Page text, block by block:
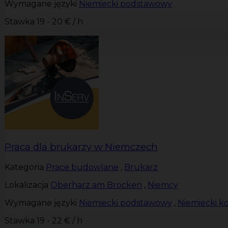
Wymagane języki Niemiecki podstawowy
Stawka 19 - 20 € / h
Praca dla brukarzy w Niemczech
Kategoria Prace budowlane , Brukarz
Lokalizacja Oberharz am Brocken , Niemcy
Wymagane języki Niemiecki podstawowy , Niemiecki
Stawka 19 - 22 € / h